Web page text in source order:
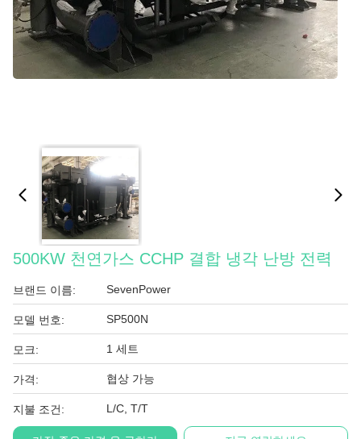
500KW 천연가스 CCHP 결합 냉각 난방 전력
브랜드 이름: SevenPower
모델 번호: SP500N
모크: 1 세트
가격: 협상 가능
지불 조건: L/C, T/T